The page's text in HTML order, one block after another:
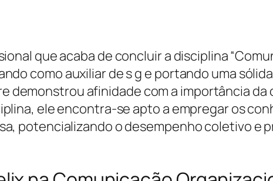
que acaba de concluir a disciplina
como auxiliar de s g e portando uma
demonstrou afinidade com a importância
ele encontra-se apto a empregar os
potencializando o desempenho coletivo e